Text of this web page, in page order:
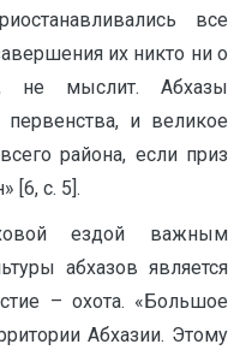
все
их никто ни о
не мыслит. Абхазы
и великое
района, если приз
[6, c. 5].
ездой важным
абхазов является
– охота. «Большое
Абхазии. Этому